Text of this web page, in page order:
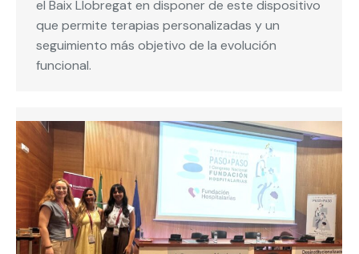
el Baix Llobregat en disponer de este dispositivo
que permite terapias personalizadas y un
seguimiento más objetivo de la evolución
funcional.